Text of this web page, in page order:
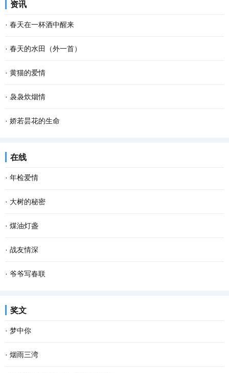
资讯
· 春天在一杯酒中醒来
杯斟满，等一场空 静。漏水的时间 放养一池蛙鸣 征途，在爹的目光
里 安慰，娘的一声叹息 青花在杯里 扶起那个弹琴的人 风在弦上，等
雪落故道 如果仰望是一次突围 咽不下的那滴泪...
· 春天的水田（外一首）
春天的水田里， 禾苗怀抱农夫的希望，孕育夏日的稻香； 柳条喜欢伸
手去拨沟渠里的水； 我用力闻挨着草地疯长的婆婆纳草。 幸运的话，
隔着几个“田块”相框，能遇到十几只白鹭立...
· 黄猫的爱情
腊梅一开，春天不远了；猫儿一闹，春天也不远了。猫儿的闹就是不
同寻常的叫，不同寻常的呼。腊梅开放是植物情爱的张扬，猫儿的呼
· 袅袅炊烟情
从村庄走出的游子，乡愁深处都有一柱炊烟。 不知为何，当归期越
· 娇若昙花的生命
在线
· 年检爱情
岁末年初，各类年检渐渐提上日程。近年来，随着某些程序或手续的
简化，相对来说，年检的项目少了些。但有些物事，必须得年检。比
如，你我他或普普通通或轰轰烈烈的 爱情 。 爱...
· 大树的秘密
我坚信，每一棵大树，都有着自己的秘密。只是这些秘密并不为我们
所知而已。探寻大树的秘密，是有些困难的，也因此，我们常常就忽
略了这些大树所隐藏的秘密，这是一件多少有些...
· 煤油灯盏
一粒谷，溅满屋。 每当想起这句儿时常挂在嘴边的谜语，脑海里就会
不由地浮现这样的场景：柴火在土灶里呼呼燃烧，火舌自锅底窜出，
· 战友情深
动车开动，我们一行向西，奔南京，会战友。我凝望窗外，楼宇滑
· 爷爷写春联
奖文
· 梦中你
在梦中 我乘风驾云而来 手捧着鲜花 寻找情窦初开的你 在那童话般的
· 烟雨三湾